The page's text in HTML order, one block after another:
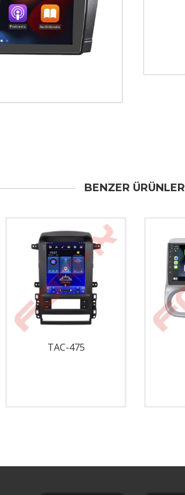
BENZER ÜRÜNLER
TAC-475